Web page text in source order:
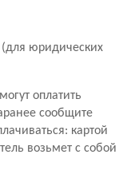
(для юридических
оплатить
сообщите
картой
возьмет с собой